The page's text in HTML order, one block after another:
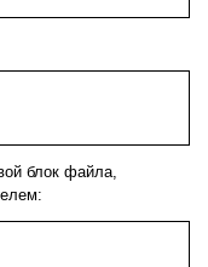
блок файла,